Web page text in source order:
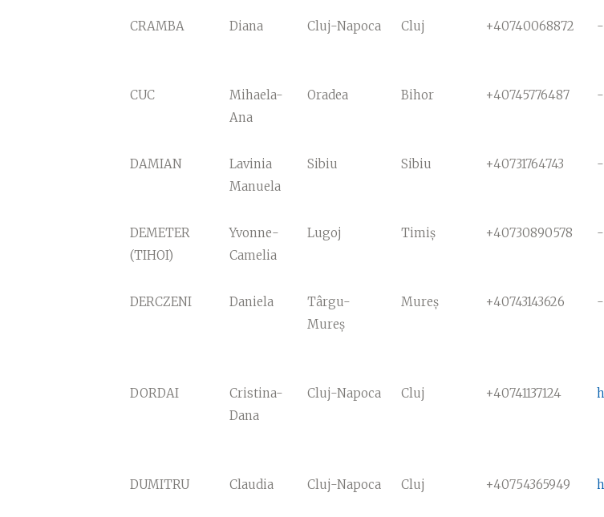
CRAMBA Diana Cluj-Napoca Cluj +40740068872 -
CUC
Mihaela-
Ana
Oradea Bihor +40745776487 -
DAMIAN
Lavinia
Manuela
Sibiu Sibiu +40731764743 -
DEMETER
(TIHOI)
Yvonne-
Camelia
Lugoj Timiș +40730890578 -
DERCZENI Daniela
Târgu-
Mureș
Mureș +40743143626 -
DORDAI
Cristina-
Dana
Cluj-Napoca Cluj +40741137124
DUMITRU Claudia Cluj-Napoca Cluj +40754365949